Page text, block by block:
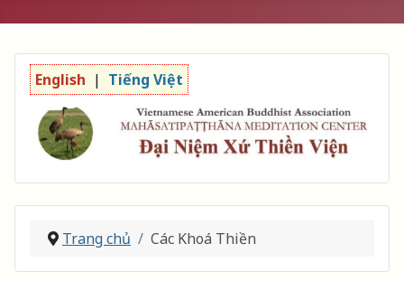
English | Tiếng Việt
Trang chủ Các Khoá Thiền